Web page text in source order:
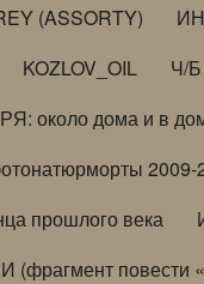
(ASSORTY)
KOZLOV_OIL Ч/
около дома и в
2009-
прошлого века
повести